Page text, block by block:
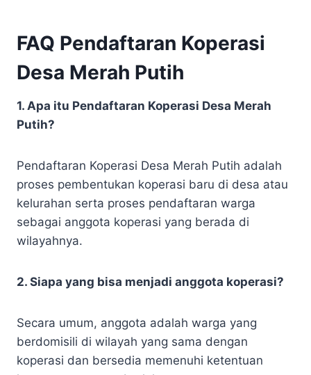
FAQ Pendaftaran Koperasi
Desa Merah Putih
1. Apa itu Pendaftaran Koperasi Desa Merah
Putih?
Pendaftaran Koperasi Desa Merah Putih adalah
proses pembentukan koperasi baru di desa atau
kelurahan serta proses pendaftaran warga
sebagai anggota koperasi yang berada di
wilayahnya.
2. Siapa yang bisa menjadi anggota koperasi?
Secara umum, anggota adalah warga yang
berdomisili di wilayah yang sama dengan
koperasi dan bersedia memenuhi ketentuan